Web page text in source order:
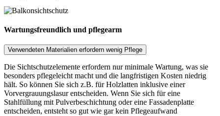
Wartungsfreundlich und pflegearm
Verwendeten Materialien erfordern wenig Pflege
Die Sichtschutzelemente erfordern nur minimale Wartung, was sie
besonders pflegeleicht macht und die langfristigen Kosten niedrig
hält. So können Sie sich z.B. für Holzlatten inklusive einer
Vorvergrauungslasur entscheiden. Wenn Sie sich für eine
Stahlfüllung mit Pulverbeschichtung oder eine Fassadenplatte
entscheiden, entsteht so gut wie gar kein Pflegeaufwand